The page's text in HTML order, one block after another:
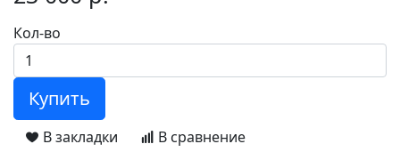
Кол-во
Купить
В закладки
В сравнение